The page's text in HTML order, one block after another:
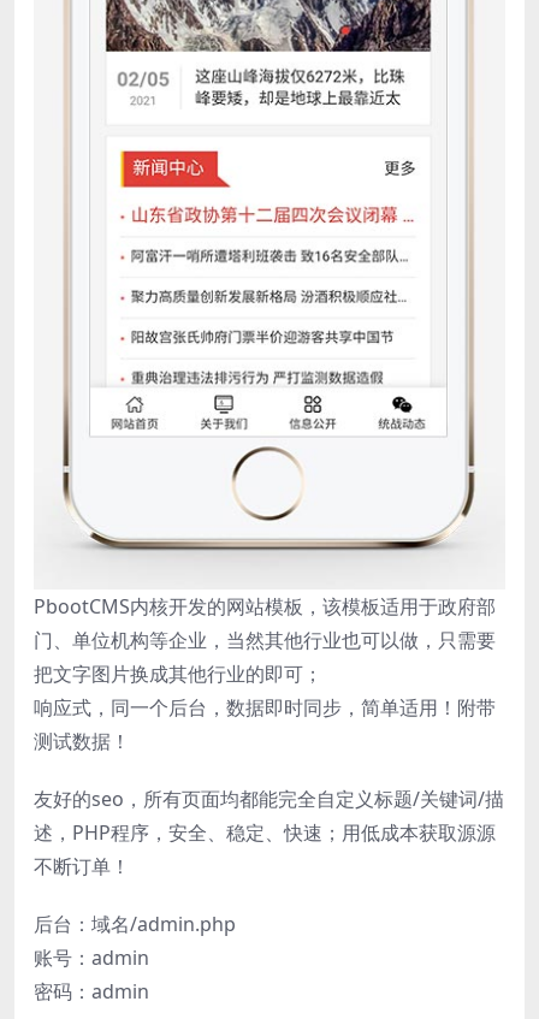
PbootCMS内核开发的网站模板，该模板适用于政府部
门、单位机构等企业，当然其他行业也可以做，只需要
把文字图片换成其他行业的即可；
响应式，同一个后台，数据即时同步，简单适用！附带
测试数据！
友好的seo，所有页面均都能完全自定义标题/关键词/描
述，PHP程序，安全、稳定、快速；用低成本获取源源
不断订单！
后台：域名/admin.php
账号：admin
密码：admin